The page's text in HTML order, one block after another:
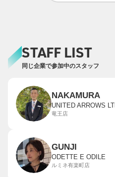
STAFF LIST
同じ企業で参加中のスタッフ
NAKAMURA
UNITED ARROWS
竜王店
GUNJI
ODETTE E ODILE
ルミネ有楽町店